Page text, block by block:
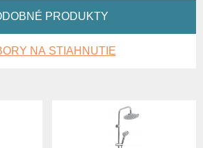
PRODUKTY
NA STIAHNUTIE